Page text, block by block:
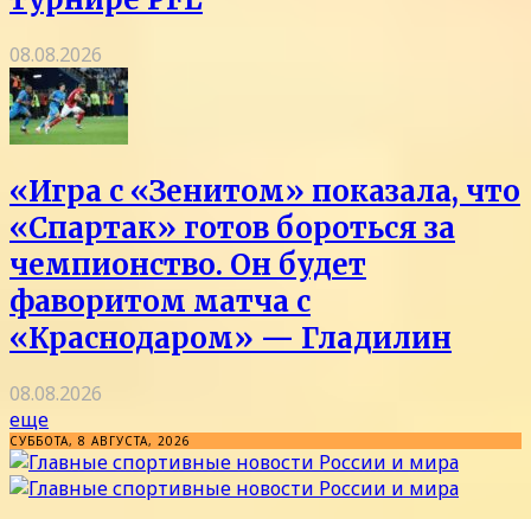
08.08.2026
«Игра с «Зенитом» показала, что
«Спартак» готов бороться за
чемпионство. Он будет
фаворитом матча с
«Краснодаром» — Гладилин
08.08.2026
еще
СУББОТА, 8 АВГУСТА, 2026